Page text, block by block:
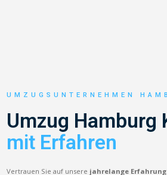
UMZUGSUNTERNEHMEN
Umzug Hamburg
mit Erfahren
Vertrauen Sie auf unsere jahrelange Erfahrung